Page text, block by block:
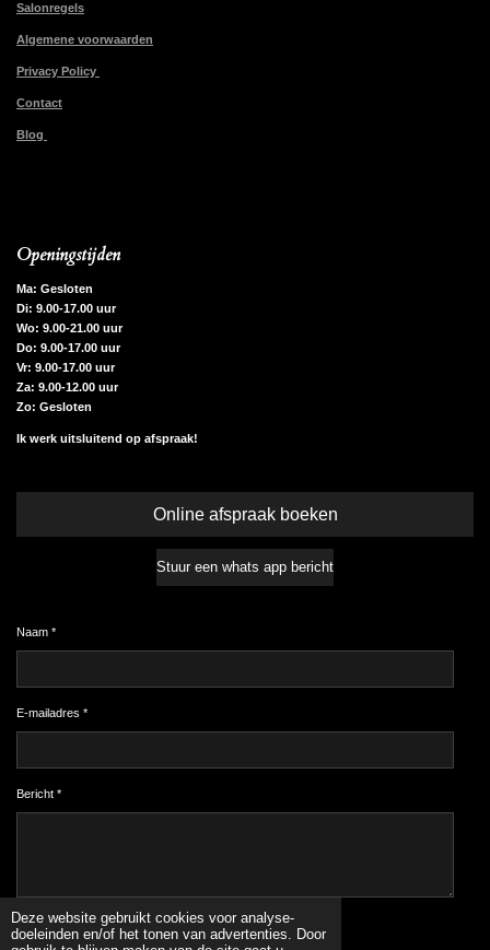
Deze website gebruikt cookies voor analyse-
doeleinden en/of het tonen van advertenties. Door
Salonregels
Algemene voorwaarden
Privacy Policy
Contact
Blog
Openingstijden
Ma: Gesloten
Di: 9.00-17.00 uur
Wo: 9.00-21.00 uur
Do: 9.00-17.00 uur
Vr: 9.00-17.00 uur
Za: 9.00-12.00 uur
Zo: Gesloten
Ik werk uitsluitend op afspraak!
Online afspraak boeken
Stuur een whats app bericht
Naam *
E-mailadres *
Bericht *
Verzenden